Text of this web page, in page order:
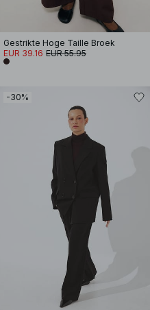
Gestrikte Hoge Taille Broek
EUR 39.16 EUR 55.95
-30%